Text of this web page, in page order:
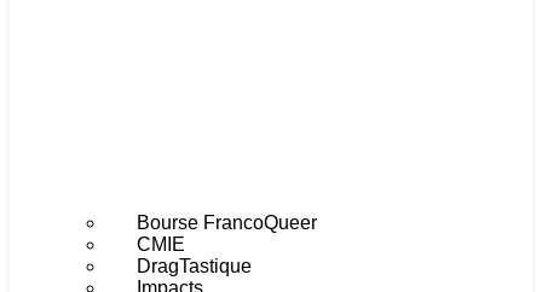
Bourse FrancoQueer
CMIE
DragTastique
Impacts